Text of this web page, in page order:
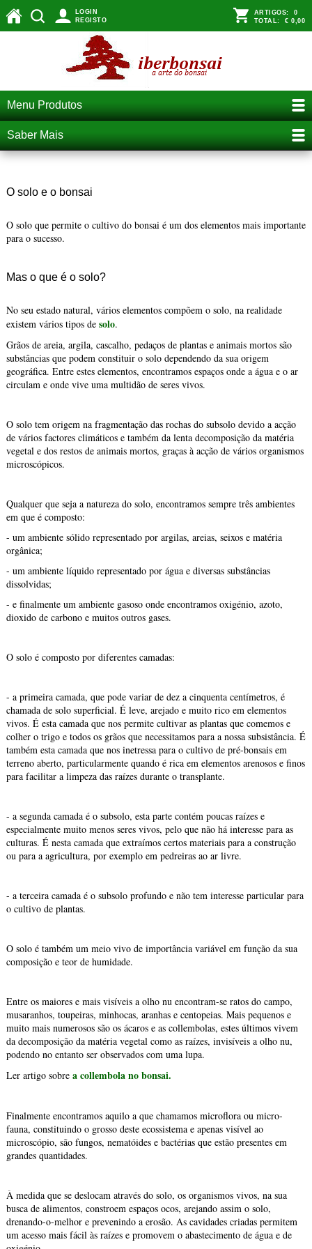
LOGIN
REGISTO
ARTIGOS: 0
TOTAL: € 0,00
Menu Produtos
Saber Mais
O solo e o bonsai
O solo que permite o cultivo do bonsai é um dos elementos mais importante
para o sucesso.
Mas o que é o solo?
No seu estado natural, vários elementos compõem o solo, na realidade
existem vários tipos de solo.
Grãos de areia, argila, cascalho, pedaços de plantas e animais mortos são
substâncias que podem constituir o solo dependendo da sua origem
geográfica. Entre estes elementos, encontramos espaços onde a água e o ar
circulam e onde vive uma multidão de seres vivos.
O solo tem origem na fragmentação das rochas do subsolo devido a acção
de vários factores climáticos e também da lenta decomposição da matéria
vegetal e dos restos de animais mortos, graças à acção de vários organismos
microscópicos.
Qualquer que seja a natureza do solo, encontramos sempre três ambientes
em que é composto:
- um ambiente sólido representado por argilas, areias, seixos e matéria
orgânica;
- um ambiente líquido representado por água e diversas substâncias
dissolvidas;
- e finalmente um ambiente gasoso onde encontramos oxigénio, azoto,
dioxido de carbono e muitos outros gases.
O solo é composto por diferentes camadas:
- a primeira camada, que pode variar de dez a cinquenta centímetros, é
chamada de solo superficial. É leve, arejado e muito rico em elementos
vivos. É esta camada que nos permite cultivar as plantas que comemos e
colher o trigo e todos os grãos que necessitamos para a nossa subsistância. É
também esta camada que nos inetressa para o cultivo de pré-bonsais em
terreno aberto, particularmente quando é rica em elementos arenosos e finos
para facilitar a limpeza das raízes durante o transplante.
- a segunda camada é o subsolo, esta parte contém poucas raízes e
especialmente muito menos seres vivos, pelo que não há interesse para as
culturas. É nesta camada que extraímos certos materiais para a construção
ou para a agricultura, por exemplo em pedreiras ao ar livre.
- a terceira camada é o subsolo profundo e não tem interesse particular para
o cultivo de plantas.
O solo é também um meio vivo de importância variável em função da sua
composição e teor de humidade.
Entre os maiores e mais visíveis a olho nu encontram-se ratos do campo,
musaranhos, toupeiras, minhocas, aranhas e centopeias. Mais pequenos e
muito mais numerosos são os ácaros e as collembolas, estes últimos vivem
da decomposição da matéria vegetal como as raízes, invisíveis a olho nu,
podendo no entanto ser observados com uma lupa.
Ler artigo sobre a collembola no bonsai.
Finalmente encontramos aquilo a que chamamos microflora ou micro-
fauna, constituindo o grosso deste ecossistema e apenas visível ao
microscópio, são fungos, nematóides e bactérias que estão presentes em
grandes quantidades.
À medida que se deslocam através do solo, os organismos vivos, na sua
busca de alimentos, constroem espaços ocos, arejando assim o solo,
drenando-o-melhor e prevenindo a erosão. As cavidades criadas permitem
um acesso mais fácil às raízes e promovem o abastecimento de água e de